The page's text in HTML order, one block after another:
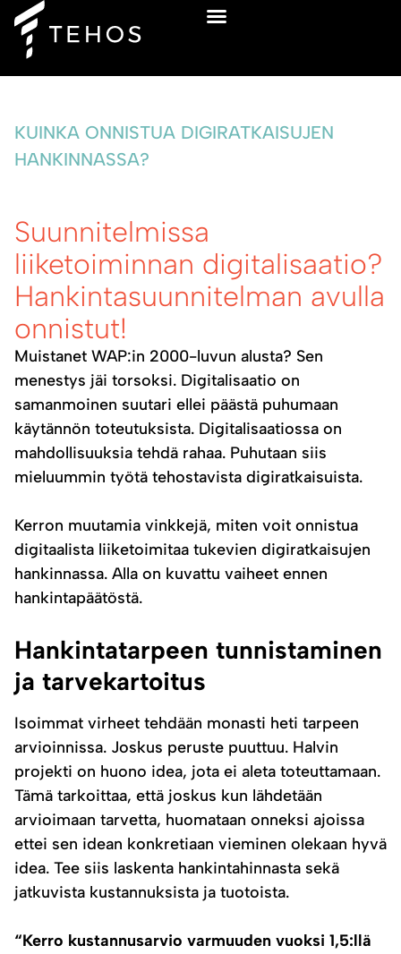
KUINKA ONNISTUA DIGIRATKAISUJEN
HANKINNASSA?
Suunnitelmissa
liiketoiminnan digitalisaatio?
Hankintasuunnitelman avulla
onnistut!
Muistanet WAP:in 2000-luvun alusta? Sen
menestys jäi torsoksi. Digitalisaatio on
samanmoinen suutari ellei päästä puhumaan
käytännön toteutuksista. Digitalisaatiossa on
mahdollisuuksia tehdä rahaa. Puhutaan siis
mieluummin työtä tehostavista digiratkaisuista.
Kerron muutamia vinkkejä, miten voit onnistua
digitaalista liiketoimitaa tukevien digiratkaisujen
hankinnassa. Alla on kuvattu vaiheet ennen
hankintapäätöstä.
Hankintatarpeen tunnistaminen
ja tarvekartoitus
Isoimmat virheet tehdään monasti heti tarpeen
arvioinnissa. Joskus peruste puuttuu. Halvin
projekti on huono idea, jota ei aleta toteuttamaan.
Tämä tarkoittaa, että joskus kun lähdetään
arvioimaan tarvetta, huomataan onneksi ajoissa
ettei sen idean konkretiaan vieminen olekaan hyvä
idea. Tee siis laskenta hankintahinnasta sekä
jatkuvista kustannuksista ja tuotoista.
“Kerro kustannusarvio varmuuden vuoksi 1,5:llä